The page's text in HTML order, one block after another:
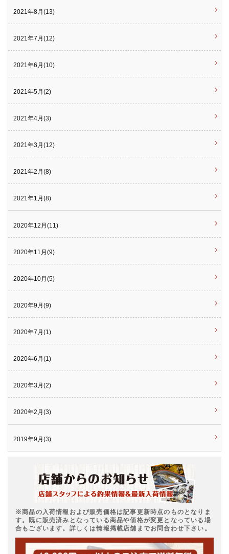
2021年8月(13)
2021年7月(12)
2021年6月(10)
2021年5月(2)
2021年4月(3)
2021年3月(12)
2021年2月(8)
2021年1月(8)
2020年12月(11)
2020年11月(9)
2020年10月(5)
2020年9月(9)
2020年7月(1)
2020年6月(1)
2020年3月(2)
2020年2月(3)
2019年9月(3)
※商品の入荷情報および販売価格は記事更新時点のものとなりま
す。既に販売済みとなっている商品や価格が変更となっている場
合もございます。詳しくは情報掲載店舗までお問合わせ下さい。